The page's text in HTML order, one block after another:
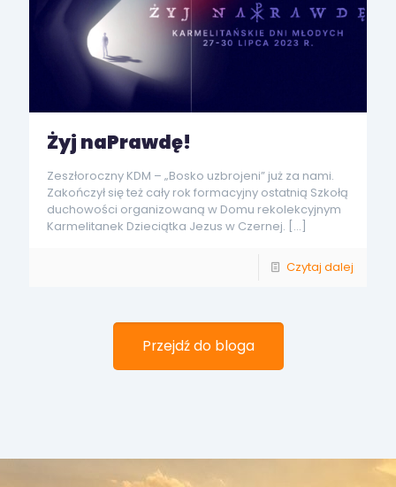
Żyj naPrawdę!
Zeszłoroczny KDM – „Bosko uzbrojeni” już za nami.
Zakończył się też cały rok formacyjny ostatnią Szkołą
duchowości organizowaną w Domu rekolekcyjnym
Karmelitanek Dzieciątka Jezus w Czernej. […]
Czytaj dalej
Przejdź do bloga